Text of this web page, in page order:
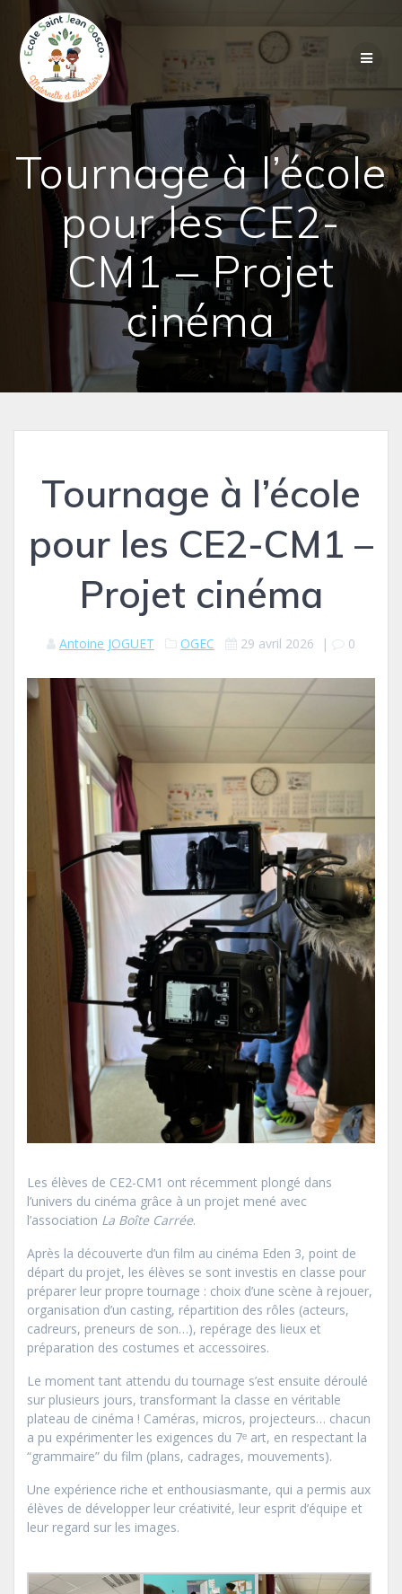
contenu
Tournage à l’école
pour les CE2-
CM1 – Projet
cinéma
Tournage à l’école
pour les CE2-CM1 –
Projet cinéma
Antoine JOGUET OGEC 29 avril 2026 | 0
Les élèves de CE2-CM1 ont récemment plongé dans
l’univers du cinéma grâce à un projet mené avec
l’association La Boîte Carrée.
Après la découverte d’un film au cinéma Eden 3, point de
départ du projet, les élèves se sont investis en classe pour
préparer leur propre tournage : choix d’une scène à rejouer,
organisation d’un casting, répartition des rôles (acteurs,
cadreurs, preneurs de son…), repérage des lieux et
préparation des costumes et accessoires.
Le moment tant attendu du tournage s’est ensuite déroulé
sur plusieurs jours, transformant la classe en véritable
plateau de cinéma ! Caméras, micros, projecteurs… chacun
a pu expérimenter les exigences du 7ᵉ art, en respectant la
“grammaire” du film (plans, cadrages, mouvements).
Une expérience riche et enthousiasmante, qui a permis aux
élèves de développer leur créativité, leur esprit d’équipe et
leur regard sur les images.